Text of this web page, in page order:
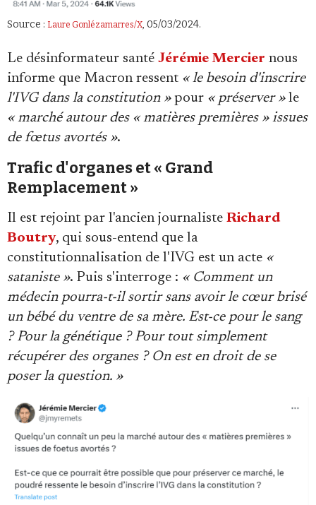
Source : Laure Gonlézamarres/X, 05/03/2024.
Le désinformateur santé Jérémie Mercier nous
informe que Macron ressent « le besoin d'inscrire
l'IVG dans la constitution »pour « préserver »le
« marché autour des « matières premières » issues
de fœtus avortés ».
Trafic d'organes et « Grand
Remplacement »
Il est rejoint par l'ancien journaliste Richard
Boutry, qui sous-entend que la
constitutionnalisation de l'IVG est un acte «
sataniste ». Puis s'interroge : « Comment un
médecin pourra-t-il sortir sans avoir le cœur brisé
un bébé du ventre de sa mère. Est-ce pour le sang
? Pour la génétique ? Pour tout simplement
récupérer des organes ? On est en droit de se
poser la question. »